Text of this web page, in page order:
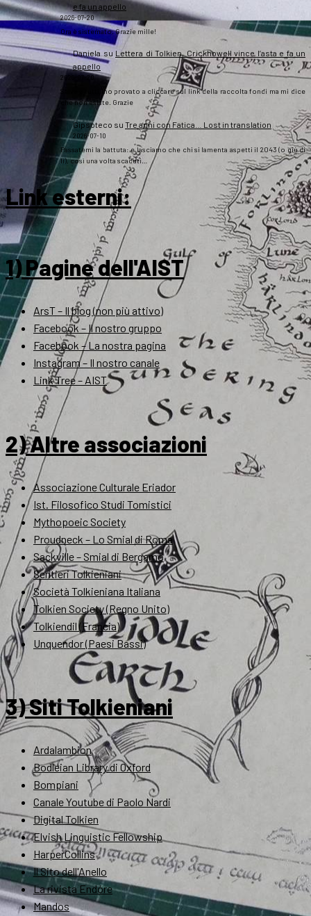
e fa un appello
2026-07-20
Ora è sistemato. Grazie mille!
Daniela su Lettera di Tolkien, Crickhowell vince l’asta e fa un
appello
2026-07-20
Salve a tutti, ho provato a cliccare sul link della raccolta fondi ma mi dice
che non esiste. Grazie
Gipsoteco su Tre anni con Fatica… Lost in translation
2026-07-10
Passatemi la battuta: e lasciamo che chi si lamenta aspetti il 2043 (o giù di
lì), così una volta scaduti…
Link esterni:
1) Pagine dell'AIST
ArsT – Il blog (non più attivo)
Facebook – Il nostro gruppo
Facebook – La nostra pagina
Instagram – Il nostro canale
Link Tree – AIST
2) Altre associazioni
Associazione Culturale Eriador
Ist. Filosofico Studi Tomistici
Mythopoeic Society
Proudneck – Lo Smial di Roma
Sackville – Smial di Bergamo
Sentieri Tolkieniani
Società Tolkieniana Italiana
Tolkien Society (Regno Unito)
Tolkiendil (Francia)
Unquendor (Paesi Bassi)
3) Siti Tolkieniani
Ardalambion
Bodleian Library di Oxford
Bompiani
Canale Youtube di Paolo Nardi
Digital Tolkien
Elvish Linguistic Fellowship
HarperCollins
Il Sito dell'Anello
La rivista Endóre
Mandos